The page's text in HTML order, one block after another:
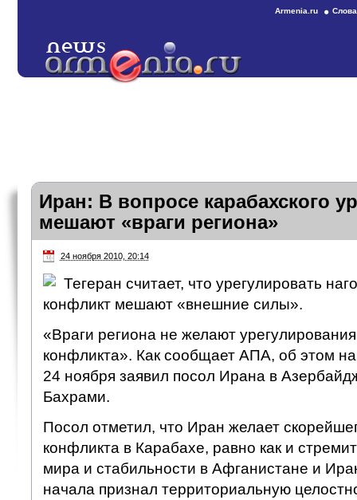
Armenia.ru
Иран: В вопросе карабахского
мешают «враги региона»
24 ноября 2010, 20:14
Тегеран считает, что урегулировать
конфликт мешают «внешние силы».
«Враги региона не желают
конфликта». Как сообщает АПА, об этом
24 ноября заявил посол Ирана в
Бахрами.
Посол отметил, что Иран желает
конфликта в Карабахе, равно как и
мира и стабильности в Афганистане и
начала признал территориальную